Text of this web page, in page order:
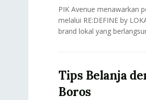
PIK Avenue menawarkan
melalui RE:DEFINE by
brand lokal yang
Tips Belanja
Boros